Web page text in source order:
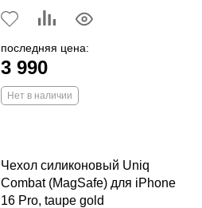
последняя цена:
3 990
Нет в наличии
Чехол силиконовый Uniq
Combat (MagSafe) для iPhone
16 Pro, taupe gold